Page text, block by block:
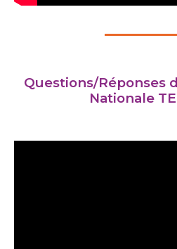
Questions/Réponses
Nationale